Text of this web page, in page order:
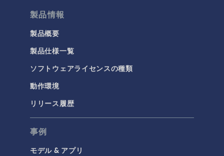
製品情報
製品概要
製品仕様一覧
ソフトウェアライセンスの種類
動作環境
リリース履歴
事例
モデル & アプリ